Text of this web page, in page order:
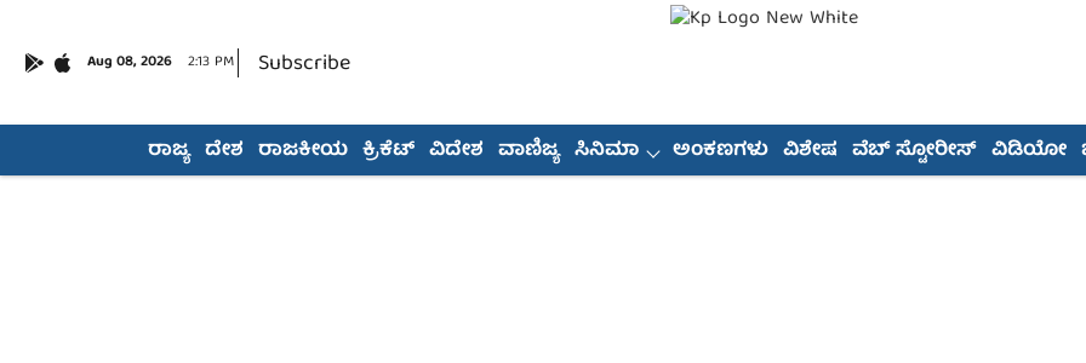
Aug 08, 2026 2:13 PM Subscribe
ರಾಜ್ಯ ದೇಶ ರಾಜಕೀಯ ಕ್ರಿಕೆಟ್ ವಿದೇಶ ವಾಣಿಜ್ಯ ಸಿನಿಮಾ ಅಂಕಣಗಳು ವಿಶೇಷ ವೆಬ್ ಸ್ಟೋರೀಸ್ ವಿಡಿಯೋ